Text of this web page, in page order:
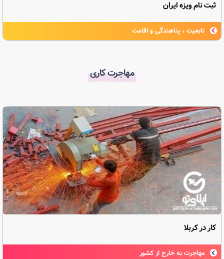
ثبت نام ویزه ایران
تابعیت ، پناهندگی و اقامت
مهاجرت کاری
کار در کربلا
مهاجرت به خارج از کشور